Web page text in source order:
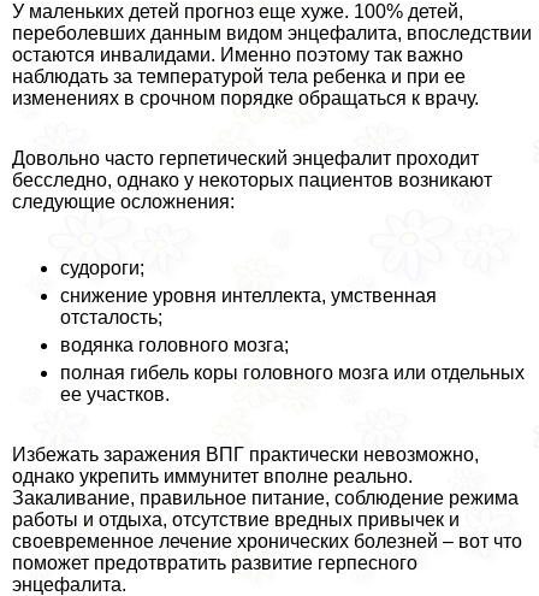
У маленьких детей прогноз еще хуже. 100% детей,
переболевших данным видом энцефалита, впоследствии
остаются инвалидами. Именно поэтому так важно
наблюдать за температурой тела ребенка и при ее
изменениях в срочном порядке обращаться к врачу.
Довольно часто герпетический энцефалит проходит
бесследно, однако у некоторых пациентов возникают
следующие осложнения:
судороги;
снижение уровня интеллекта, умственная
отсталость;
водянка головного мозга;
полная гибель коры головного мозга или отдельных
ее участков.
Избежать заражения ВПГ пpaктически невозможно,
однако укрепить иммунитет вполне реально.
Закаливание, правильное питание, соблюдение режима
работы и отдыха, отсутствие вредных привычек и
своевременное лечение хронических болезней – вот что
поможет предотвратить развитие гepпeсного
энцефалита.